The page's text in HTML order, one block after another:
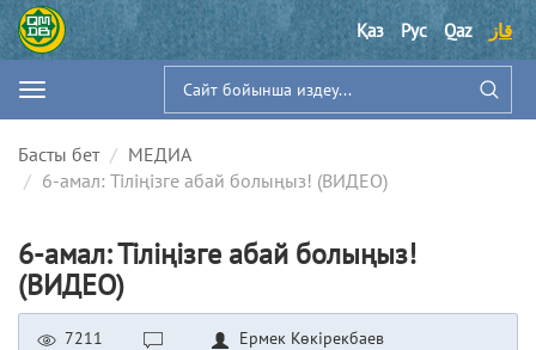
Қаз Рус Qaz قاز
Басты бет
МЕДИА
6-амал: Тіліңізге абай болыңыз! (ВИДЕО)
6-амал: Тіліңізге абай болыңыз!
(ВИДЕО)
7211 Ермек Көкірекбаев